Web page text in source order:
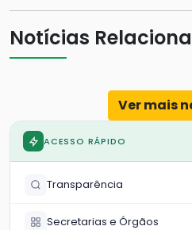
Notícias
Ver mais
ACESSO RÁPIDO
Transparência
Secretarias e Órgãos